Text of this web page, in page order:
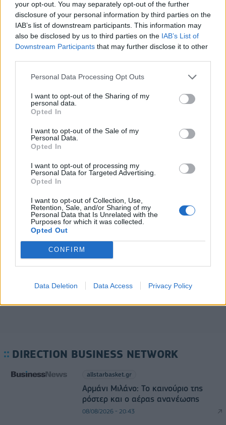
your opt-out. You may separately opt-out of the further
disclosure of your personal information by third parties on the
IAB’s list of downstream participants. This information may
also be disclosed by us to third parties on the IAB’s List of
Downstream Participants that may further disclose it to other
Personal Data Processing Opt Outs
I want to opt-out of the Sharing of my
personal data.
Opted In
I want to opt-out of the Sale of my
Personal Data.
Opted In
I want to opt-out of processing my
Personal Data for Targeted Advertising.
Opted In
I want to opt-out of Collection, Use,
Retention, Sale, and/or Sharing of my
Personal Data that Is Unrelated with the
Purposes for which it was collected.
Opted Out
CONFIRM
Data Deletion Data Access Privacy Policy
ΔΗΜΟΦΙΛΗ
Ελληνική Αναπτυξιακή Τράπεζα: Με «προίκα» 2
δισ. ευρώ ανοίγει δρόμο για δάνεια έως 5 δισ. σε
έργων ΑΠΕ άνω των 2 GW σε Πολωνία και
Ουγγαρία
Health Monitoring: Η εθνική υποδομή για την
των πολιτών
08/08/2026 - 11:48
Χρηματιστήριο Αθηνών: Εβδομαδιαία άνοδος
1,76%, κέρδη 23,31% από τις αρχές του έτους
08/08/2026 - 12:36 ΟΙΚΟΝΟΜΙΑ
5G παντού, 6G στον ορίζοντα: Πού βρίσκεται η
Ελλάδα στη μεγάλη τεχνολογική μετάβαση
08/08/2026 - 10:54 ΤΕΧΝΟΛΟΓΙΑ
DIRECTION BUSINESS NETWORK
allstarbasket.gr
Αρμάνι Μιλάνο: Το καινούριο της
ρόστερ και ο αέρας ανανέωσης
08/08/2026 - 20:43